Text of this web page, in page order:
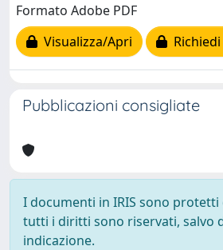
Formato Adobe PDF
Visualizza/Apri
Pubblicazioni consigliate
I documenti in IRIS sono
tutti i diritti sono riservati, salvo
indicazione.